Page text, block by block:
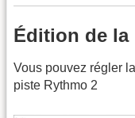
Édition de la
Vous pouvez régler
piste Rythmo 2